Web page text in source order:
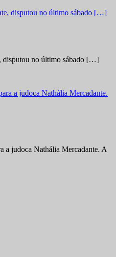
disputou no último sábado […]
a judoca Nathália Mercadante. A